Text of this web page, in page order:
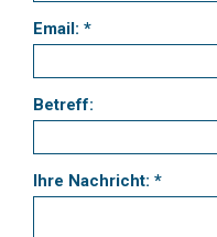
Email: *
Betreff:
Ihre Nachricht: *